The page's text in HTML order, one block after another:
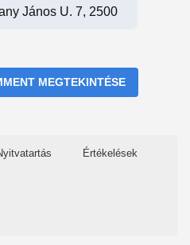
János U. 7, 2500
MEGTEKINTÉSE
Értékelések